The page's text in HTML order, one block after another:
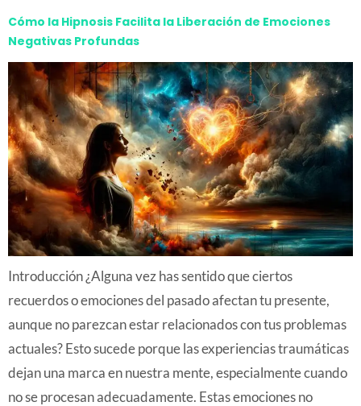
Cómo la Hipnosis Facilita la Liberación de Emociones
Negativas Profundas
Introducción ¿Alguna vez has sentido que ciertos
recuerdos o emociones del pasado afectan tu presente,
aunque no parezcan estar relacionados con tus problemas
actuales? Esto sucede porque las experiencias traumáticas
dejan una marca en nuestra mente, especialmente cuando
no se procesan adecuadamente. Estas emociones no